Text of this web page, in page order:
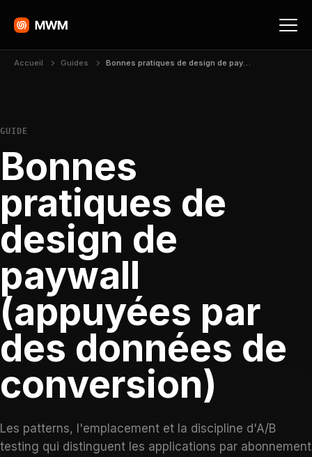
Accueil Guides Bonnes pratiques de design de paywall (appuyées par des données de conversion)
GUIDE
Bonnes
pratiques de
design de
paywall
(appuyées par
des données de
conversion)
Les patterns, l'emplacement et la discipline d'A/B
testing qui distinguent les applications par abonnement